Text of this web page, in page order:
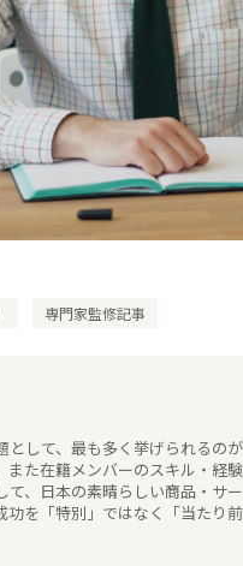
専門家監修記事
として、最も多く挙げられるの
また在籍メンバーのスキル・経
て、日本の素晴らしい商品・サ
功を「特別」ではなく「当たり